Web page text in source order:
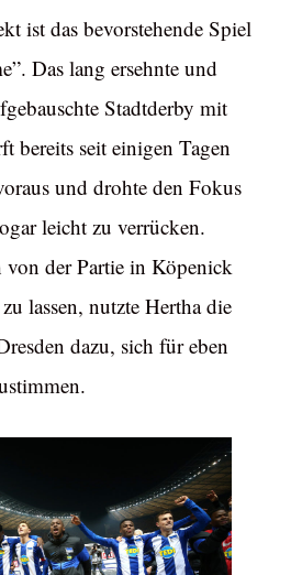
ist das bevorstehende Spiel
Das lang ersehnte und
Stadtderby mit
bereits seit einigen Tagen
und drohte den Fokus
leicht zu verrücken.
von der Partie in Köpenick
lassen, nutzte Hertha die
dazu, sich für eben